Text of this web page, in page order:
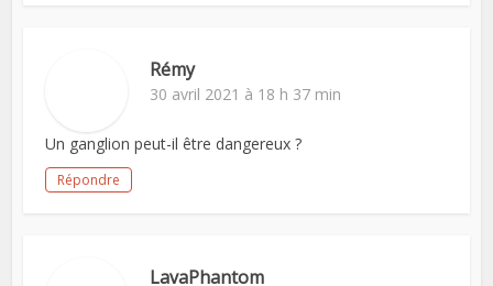
Rémy
30 avril 2021 à 18 h 37 min
Un ganglion peut-il être dangereux ?
Répondre
LavaPhantom